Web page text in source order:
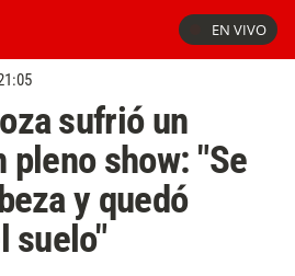
EN VIVO
sufrió un
pleno show: "Se
y quedó
suelo"